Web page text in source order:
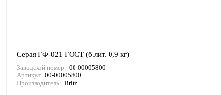
Серая ГФ-021 ГОСТ (б.лит. 0,9 кг)
Заводской номер: 00-00005800
Артикул: 00-00005800
Производитель: Britz